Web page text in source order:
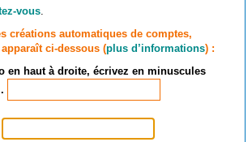
vous
créations automatiques de comptes,
ci-dessous (plus d’informations) :
en haut à droite, écrivez en minuscules